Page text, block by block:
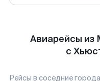
Авиарейсы
с
Рейсы в соседние города